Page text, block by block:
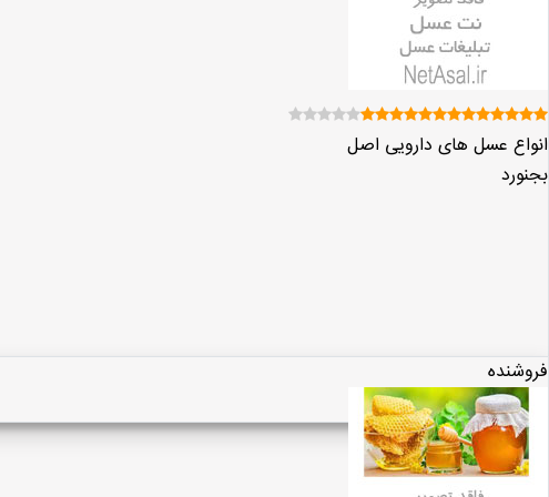
انواع عسل های دارویی اصل
بجنورد
مشاهده پروفایل
فروشنده